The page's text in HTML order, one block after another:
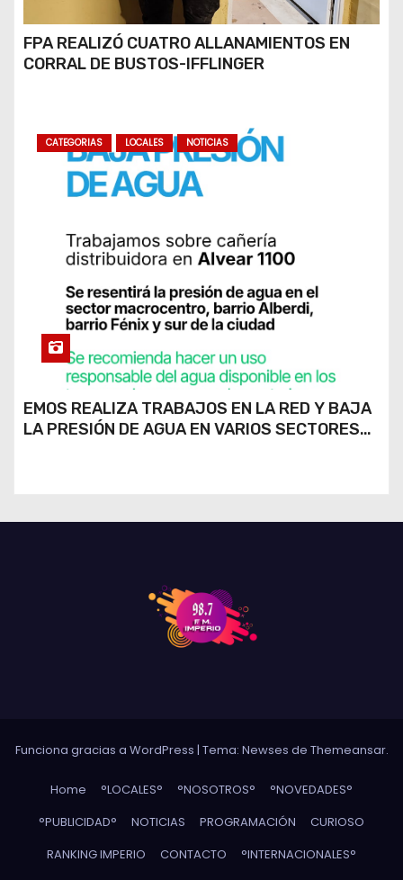
FPA REALIZÓ CUATRO ALLANAMIENTOS EN
CORRAL DE BUSTOS-IFFLINGER
CATEGORIAS LOCALES NOTICIAS
EMOS REALIZA TRABAJOS EN LA RED Y BAJA
LA PRESIÓN DE AGUA EN VARIOS SECTORES
Funciona gracias a WordPress | Tema: Newses de Themeansar.
Home °LOCALES° °NOSOTROS°
°NOVEDADES°
°PUBLICIDAD°
NOTICIAS PROGRAMACIÓN
CURIOSO
RANKING IMPERIO
CONTACTO
°INTERNACIONALES°